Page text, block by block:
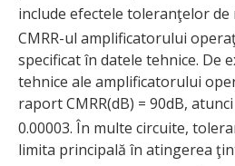
include efectele toleranţelor de
CMRR-ul amplificatorului
specificat în datele tehnice. De
tehnice ale amplificatorului
raport CMRR(dB) = 90dB,
0.00003. În multe circuite,
limita principală în atingerea